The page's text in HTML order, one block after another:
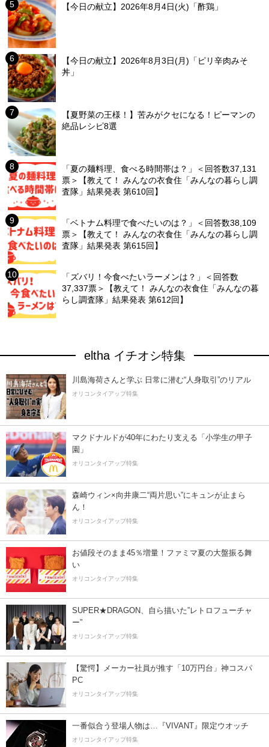
【今日の献立】2026年8月4日(火)「酢鶏」
【今日の献立】2026年8月3日(月)「ピリ辛肉みそ
丼」
【夏野菜の王様！】苦みがクセになる！ピーマンの
絶品レシピ8選
「夏の麺料理、食べる時間帯は？」＜回答数37,131
票＞【教えて！ みんなの衣食住「みんなの暮らし調
査隊」結果発表 第610回】
「ベトナム料理で食べたいのは？」＜回答数38,109
票＞【教えて！ みんなの衣食住「みんなの暮らし調
査隊」結果発表 第615回】
「ズバリ！今食べたいラーメンは？」＜回答数
37,337票＞【教えて！ みんなの衣食住「みんなの暮
らし調査隊」結果発表 第612回】
eltha イチオシ特集
川島海荷さんと学ぶ 日常に潜む“人身取引”のリアル
オリコンタイアップ特集
マクドナルドが40年にわたり支える「小学生の甲子
園」
オリコンタイアップ特集
森崎ウィン×向井康二“両片思い”にキュンが止まら
ん！
オリコンタイアップ特集
お値段そのまま45％増量！ファミマ夏の大盤振る舞
い
オリコンタイアップ特集
SUPER★DRAGON、自ら描いた”レトロフューチャ
ー”
オリコンタイアップ特集
【驚愕】メーカー社員が推す「10万円台」神コスパ
PC
オリコンタイアップ特集
一番似合う登場人物は…『VIVANT』限定ウオッチ
オリコンタイアップ特集